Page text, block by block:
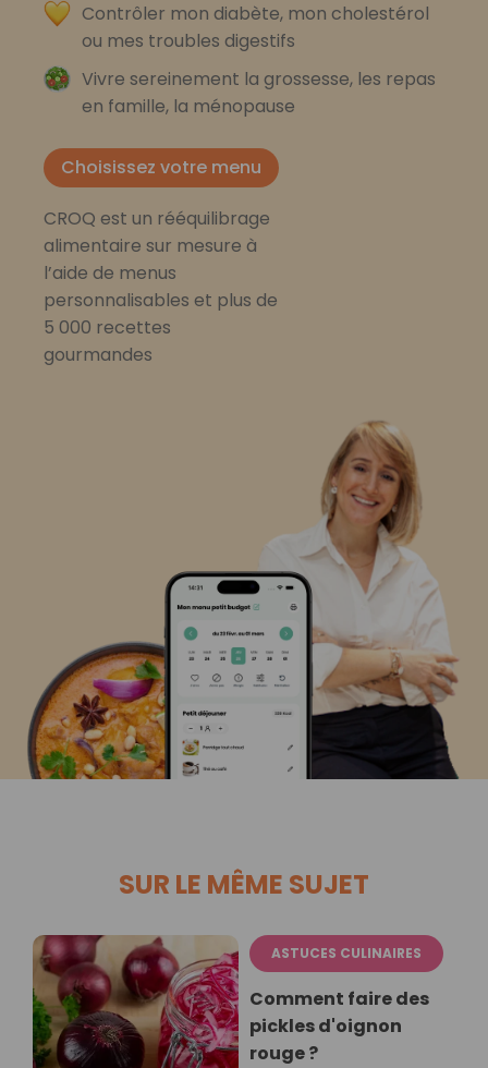
Contrôler mon diabète, mon cholestérol
ou mes troubles digestifs
Vivre sereinement la grossesse, les repas
en famille, la ménopause
Choisissez votre menu
CROQ est un rééquilibrage
alimentaire sur mesure à
l’aide de menus
personnalisables et plus de
5 000 recettes
gourmandes
SUR LE MÊME SUJET
ASTUCES CULINAIRES
Comment faire des
pickles d'oignon
rouge ?